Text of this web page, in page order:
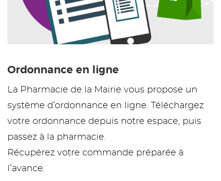
Ordonnance en ligne
La Pharmacie de la Mairie vous propose un
système d’ordonnance en ligne. Téléchargez
votre ordonnance depuis notre espace, puis
passez à la pharmacie.
Récupérez votre commande préparée à
l’avance.